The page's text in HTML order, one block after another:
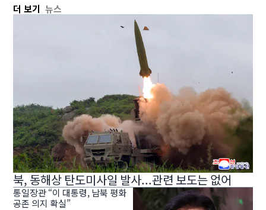
더 보기 뉴스
북, 동해상 탄도미사일 발사...관련 보도는 없어
통일장관 “이 대통령, 남북 평화
공존 의지 확실”